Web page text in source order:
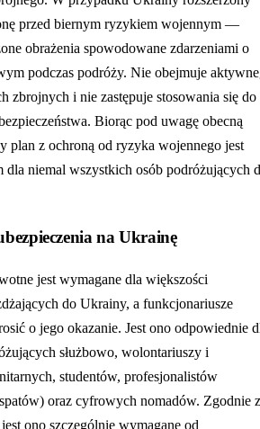
przed biernym ryzykiem wojennym —
obrażenia spowodowane zdarzeniami o
podczas podróży. Nie obejmuje
zbrojnych i nie zastępuje stosowania się do
Biorąc pod uwagę obecną
plan z ochroną od ryzyka wojennego jest
dla niemal wszystkich osób podróżujących
na Ukrainę
jest wymagane dla większości
do Ukrainy, a funkcjonariusze
o jego okazanie. Jest ono odpowiednie
służbowo, wolontariuszy i
studentów, profesjonalistów
oraz cyfrowych nomadów. Zgodnie z
ono szczególnie wymagane od